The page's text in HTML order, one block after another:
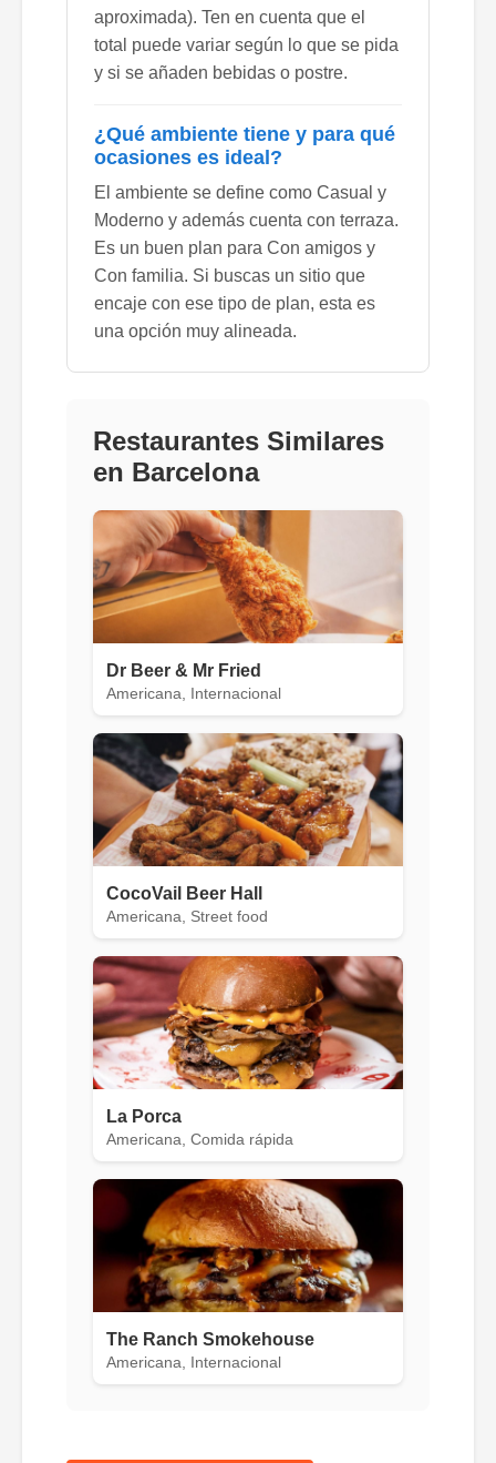
aproximada). Ten en cuenta que el
total puede variar según lo que se pida
y si se añaden bebidas o postre.
¿Qué ambiente tiene y para qué
ocasiones es ideal?
El ambiente se define como Casual y
Moderno y además cuenta con terraza.
Es un buen plan para Con amigos y
Con familia. Si buscas un sitio que
encaje con ese tipo de plan, esta es
una opción muy alineada.
Restaurantes Similares
en Barcelona
Dr Beer & Mr Fried
Americana, Internacional
CocoVail Beer Hall
Americana, Street food
La Porca
Americana, Comida rápida
The Ranch Smokehouse
Americana, Internacional